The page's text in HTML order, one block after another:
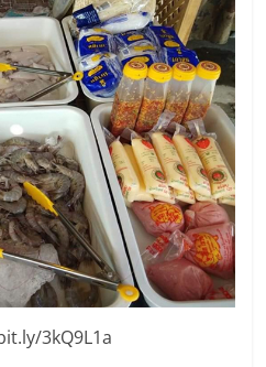
3kQ9L1a